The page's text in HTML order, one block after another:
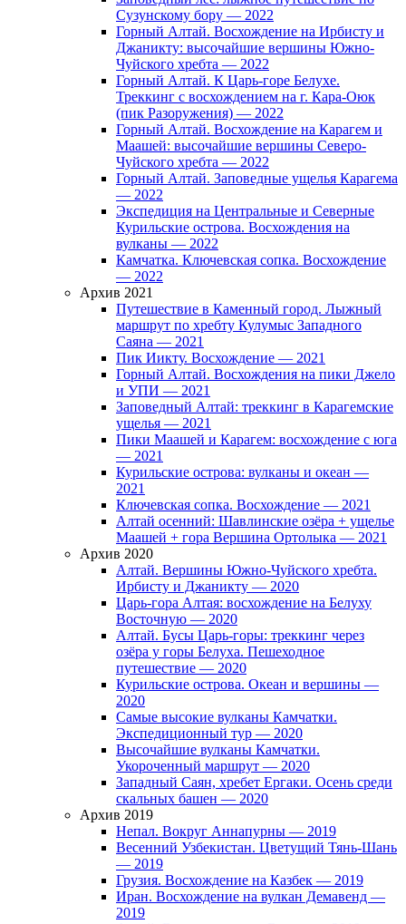
Сузунскому бору — 2022
Горный Алтай. Восхождение на Ирбисту и
Джаникту: высочайшие вершины Южно-
Чуйского хребта — 2022
Горный Алтай. К Царь-горе Белухе.
Треккинг с восхождением на г. Кара-Оюк
(пик Разоружения) — 2022
Горный Алтай. Восхождение на Карагем и
Маашей: высочайшие вершины Северо-
Чуйского хребта — 2022
Горный Алтай. Заповедные ущелья Карагема
— 2022
Экспедиция на Центральные и Северные
Курильские острова. Восхождения на
вулканы — 2022
Камчатка. Ключевская сопка. Восхождение
— 2022
Архив 2021
Путешествие в Каменный город. Лыжный
маршрут по хребту Кулумыс Западного
Саяна — 2021
Пик Иикту. Восхождение — 2021
Горный Алтай. Восхождения на пики Джело
и УПИ — 2021
Заповедный Алтай: треккинг в Карагемские
ущелья — 2021
Пики Маашей и Карагем: восхождение с юга
— 2021
Курильские острова: вулканы и океан —
2021
Ключевская сопка. Восхождение — 2021
Алтай осенний: Шавлинские озёра + ущелье
Маашей + гора Вершина Ортолыка — 2021
Архив 2020
Алтай. Вершины Южно-Чуйского хребта.
Ирбисту и Джаникту — 2020
Царь-гора Алтая: восхождение на Белуху
Восточную — 2020
Алтай. Бусы Царь-горы: треккинг через
озёра у горы Белуха. Пешеходное
путешествие — 2020
Курильские острова. Океан и вершины —
2020
Самые высокие вулканы Камчатки.
Экспедиционный тур — 2020
Высочайшие вулканы Камчатки.
Укороченный маршрут — 2020
Западный Саян, хребет Ергаки. Осень среди
скальных башен — 2020
Архив 2019
Непал. Вокруг Аннапурны — 2019
Весенний Узбекистан. Цветущий Тянь-Шань
— 2019
Грузия. Восхождение на Казбек — 2019
Иран. Восхождение на вулкан Демавенд —
2019